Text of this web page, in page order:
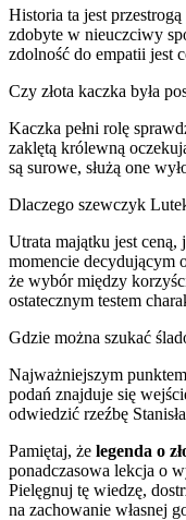
Historia ta jest
zdobyte w nieuczciwy
zdolność do empatii jest
Czy złota kaczka była
Kaczka pełni rolę
zaklętą królewną
są surowe, służą one
Dlaczego szewczyk
Utrata majątku jest ceną,
momencie decydującym
że wybór między
ostatecznym testem
Gdzie można szukać
Najważniejszym
podań znajduje się
odwiedzić rzeźbę
Pamiętaj, że legenda o
ponadczasowa lekcja o
Pielęgnuj tę wiedzę,
na zachowanie własnej